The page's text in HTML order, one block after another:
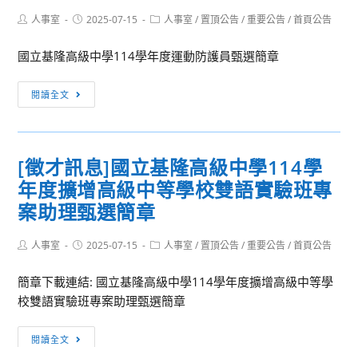
Post人事室
Post2025-07-15
Post人事室 / 置頂公告 / 重要公告 / 首頁公告
國立基隆高級中學114學年度運動防護員甄選簡章
閱讀全文
才
訊
國
立
基
隆
高
中
學
[徵才訊息]國立基隆高級中學114學
年度擴增高級中等學校雙語實驗班專
案助理甄選簡章
Post人事室
Post2025-07-15
Post人事室 / 置頂公告 / 重要公告 / 首頁公告
簡章下載連結: 國立基隆高級中學114學年度擴增高級中等學
校雙語實驗班專案助理甄選簡章
閱讀全文